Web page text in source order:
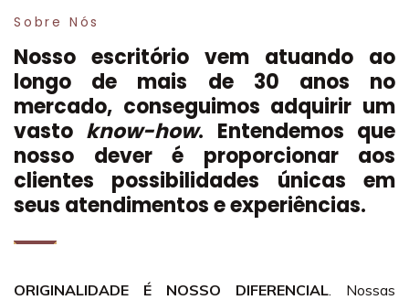
Sobre Nós
Nosso escritório vem atuando ao
longo de mais de 30 anos no
mercado, conseguimos adquirir um
vasto know-how. Entendemos que
nosso dever é proporcionar aos
clientes possibilidades únicas em
seus atendimentos e experiências.
ORIGINALIDADE É NOSSO DIFERENCIAL . Nossas